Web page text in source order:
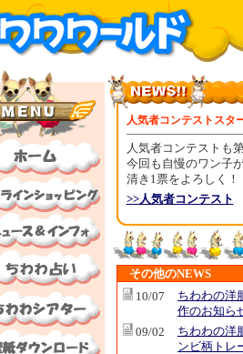
人気者コンテストスタ
人気者コンテストも
今回も自慢のワン子
清き1票をよろしく！
>>人気者コンテスト
その他のNEWS
10/07
ちわわの洋
作のお知ら
09/02
ちわわの洋
ンビ柄トレ